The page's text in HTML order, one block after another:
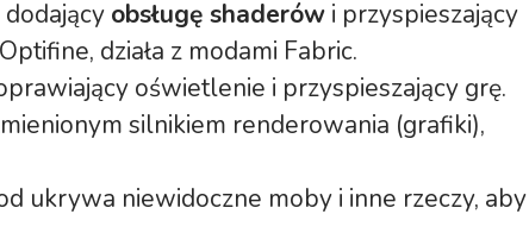
obsługę shaderówi przyspieszający
działa z modami Fabric.
oświetlenie i przyspieszający grę.
silnikiem renderowania (grafiki),
ukrywa niewidoczne moby i inne rzeczy, aby